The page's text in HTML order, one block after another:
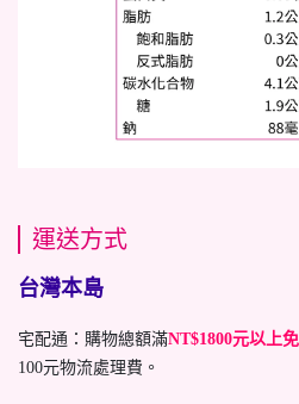
運送方式
台灣本島
宅配通：購物總額滿NT$1800元以上
100元物流處理費。